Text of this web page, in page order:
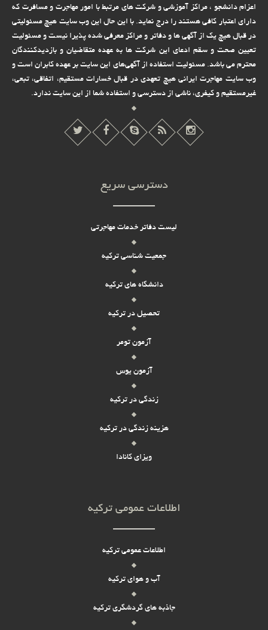
اعزام دانشجو ، مراکز آموزشی و شرکت های مرتبط با امور مهاجرت و مسافرت که
دارای اعتبار کافی هستند را درج نماید. با این حال این وب سایت هیچ مسئولیتی
در قبال هیچ یک از آگهی ها و دفاتر و مراکز معرفی شده پذیرا نیست و مسئولیت
تعیین صحت و سقم ادعای این شرکت ها به عهده متقاضیان و بازدیدکنندگان
محترم می باشد. مسئولیت استفاده از آگهی‌های این سایت بر عهده کابران است و
وب سایت مهاجرت ایرانی هیچ تعهدى در قبال خسارات مستقیم، اتفاقى، تبعى،
غیرمستقیم و کیفرى، ناشى از دسترسى و استفاده شما از این سایت ندارد.
دسترسی سریع
لیست دفاتر خدمات مهاجرتی
جمعیت شناسی ترکیه
دانشگاه های ترکیه
تحصیل در ترکیه
آزمون تومر
آزمون یوس
زندگی در ترکیه
هزینه زندگی در ترکیه
ویزای کانادا
اطلاعات عمومی ترکیه
اطلاعات عمومی ترکیه
آب و هوای ترکیه
جاذبه های گردشگری ترکیه